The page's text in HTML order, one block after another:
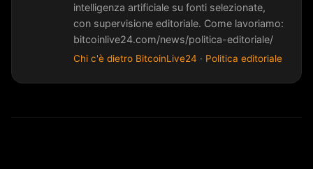
intelligenza artificiale su fonti selezionate,
con supervisione editoriale. Come lavoriamo:
bitcoinlive24.com/news/politica-editoriale/
Chi c'è dietro BitcoinLive24 · Politica editoriale